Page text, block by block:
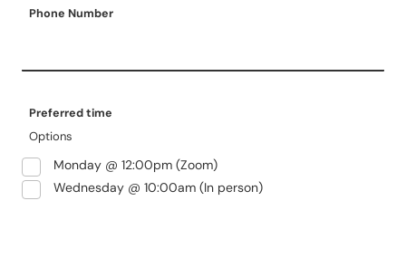
Phone Number
Preferred time
Options
Monday @ 12:00pm (Zoom)
Wednesday @ 10:00am (In person)